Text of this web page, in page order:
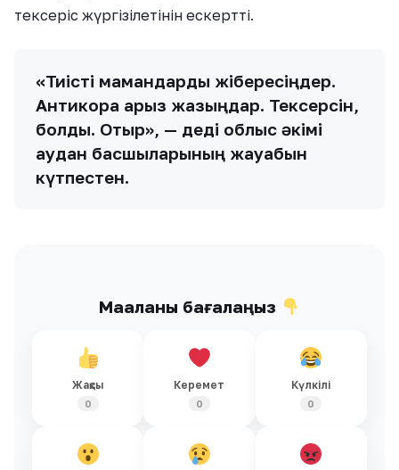
тексеріс жүргізілетінін ескертті.
«Тиісті мамандарды жібересіңдер.
Антикорға арыз жазыңдар. Тексерсін,
болды. Отыр», — деді облыс әкімі
аудан басшыларының жауабын
күтпестен.
Мақаланы бағалаңыз
Жақсы
0
Керемет
0
Күлкілі
0